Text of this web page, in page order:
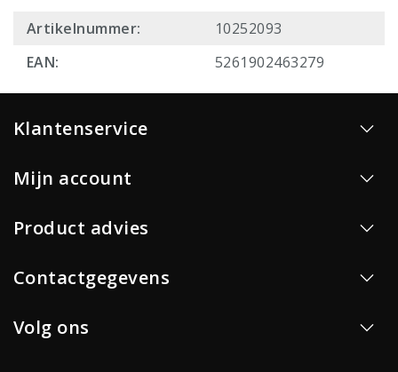
Artikelnummer:
10252093
EAN:
5261902463279
Klantenservice
Mijn account
Product advies
Contactgegevens
Volg ons